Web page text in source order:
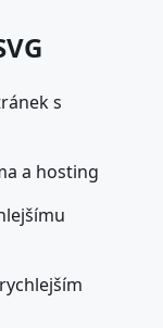
s
a hosting